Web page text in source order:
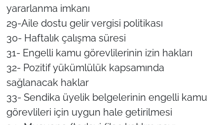
yararlanma imkanı
29-Aile dostu gelir vergisi politikası
30- Haftalık çalışma süresi
31- Engelli kamu görevlilerinin izin hakları
32- Pozitif yükümlülük kapsamında
sağlanacak haklar
33- Sendika üyelik belgelerinin engelli kamu
görevlileri için uygun hale getirilmesi